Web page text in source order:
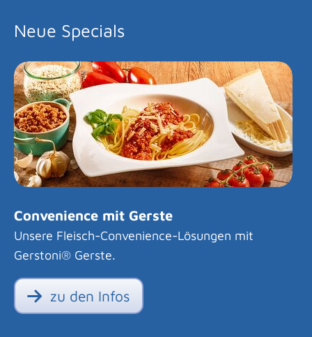
Neue Specials
Convenience mit Gerste
Unsere Fleisch-Convenience-Lösungen mit
Gerstoni® Gerste.
zu den Infos